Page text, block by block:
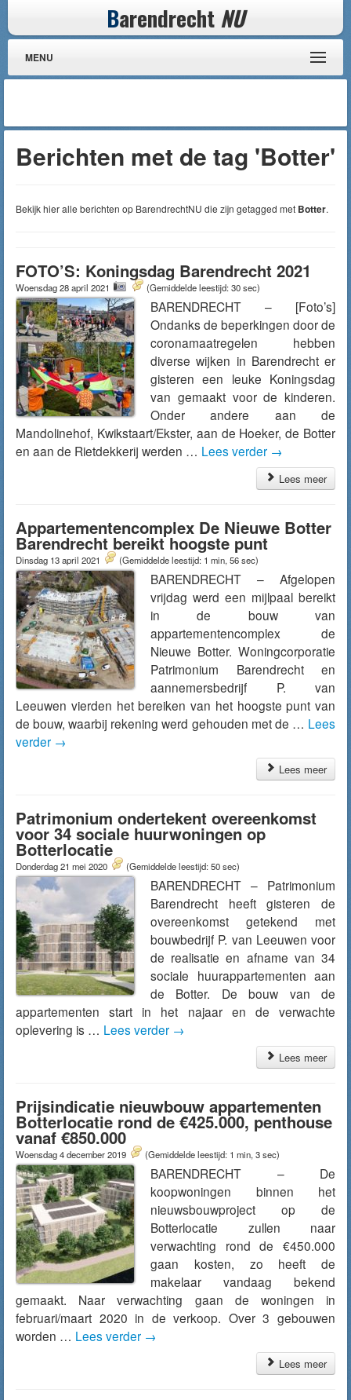
Barendrecht NU
MENU
Berichten met de tag 'Botter'
Bekijk hier alle berichten op BarendrechtNU die zijn getagged met Botter.
FOTO’S: Koningsdag Barendrecht 2021
Woensdag 28 april 2021 (Gemiddelde leestijd: 30 sec)
BARENDRECHT – [Foto’s]
Ondanks de beperkingen door de
coronamaatregelen hebben
diverse wijken in Barendrecht er
gisteren een leuke Koningsdag
van gemaakt voor de kinderen.
Onder andere aan de
Mandolinehof, Kwikstaart/Ekster, aan de Hoeker, de Botter
en aan de Rietdekkerij werden … Lees verder →
Lees meer
Appartementencomplex De Nieuwe Botter
Barendrecht bereikt hoogste punt
Dinsdag 13 april 2021 (Gemiddelde leestijd: 1 min, 56 sec)
BARENDRECHT – Afgelopen
vrijdag werd een mijlpaal bereikt
in de bouw van
appartementencomplex de
Nieuwe Botter. Woningcorporatie
Patrimonium Barendrecht en
aannemersbedrijf P. van
Leeuwen vierden het bereiken van het hoogste punt van
de bouw, waarbij rekening werd gehouden met de … Lees
verder →
Lees meer
Patrimonium ondertekent overeenkomst
voor 34 sociale huurwoningen op
Botterlocatie
Donderdag 21 mei 2020 (Gemiddelde leestijd: 50 sec)
BARENDRECHT – Patrimonium
Barendrecht heeft gisteren de
overeenkomst getekend met
bouwbedrijf P. van Leeuwen voor
de realisatie en afname van 34
sociale huurappartementen aan
de Botter. De bouw van de
appartementen start in het najaar en de verwachte
oplevering is … Lees verder →
Lees meer
Prijsindicatie nieuwbouw appartementen
Botterlocatie rond de €425.000, penthouse
vanaf €850.000
Woensdag 4 december 2019 (Gemiddelde leestijd: 1 min, 3 sec)
BARENDRECHT – De
koopwoningen binnen het
nieuwsbouwproject op de
Botterlocatie zullen naar
verwachting rond de €450.000
gaan kosten, zo heeft de
makelaar vandaag bekend
gemaakt. Naar verwachting gaan de woningen in
februari/maart 2020 in de verkoop. Over 3 gebouwen
worden … Lees verder →
Lees meer